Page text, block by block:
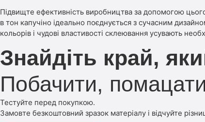
Підвищте ефективність виробництва за допомогою
в тон капучіно ідеально поєднується з сучасним
кольорів і чудові властивості склеювання усувають
Знайдіть край,
Побачити,
Тестуйте перед покупкою.
Замовте безкоштовний зразок матеріалу і відчуйте